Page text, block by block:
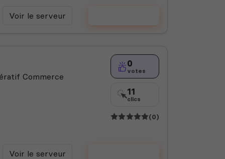
Voir le serveur
Commerce
0
votes
11
clics
(0)
Voir le serveur